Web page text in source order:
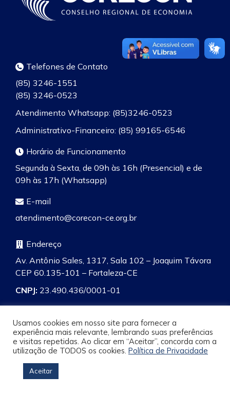
Telefones de Contato
(85) 3246-1551
(85) 3246-0523
Atendimento Whatsapp: (85)3246-0523
Administrativo-Financeiro: (85) 99165-6546
Horário de Funcionamento
Segunda à Sexta, de 09h às 16h (Presencial) e de
09h às 17h (Whatsapp)
E-mail
atendimento@corecon-ce.org.br
Endereço
Av. Antônio Sales, 1317, Sala 102 – Joaquim Távora
CEP 60.135-101 – Fortaleza-CE
CNPJ: 23.490.436/0001-01
Pesquisa
Usamos cookies em nosso site para fornecer a
experiência mais relevante, lembrando suas preferências
e visitas repetidas. Ao clicar em “Aceitar”, concorda com a
utilização de TODOS os cookies. Política de Privacidade
Aceitar